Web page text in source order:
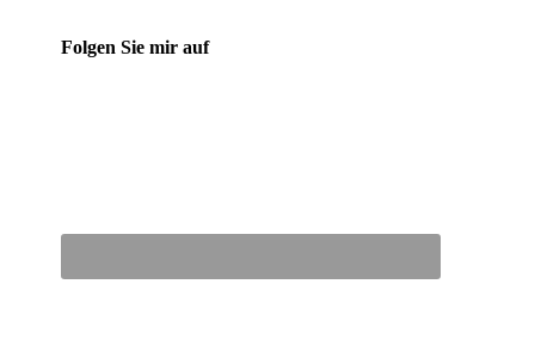
Folgen Sie mir auf